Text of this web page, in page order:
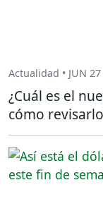
Actualidad • JUN
¿Cuál es el
cómo